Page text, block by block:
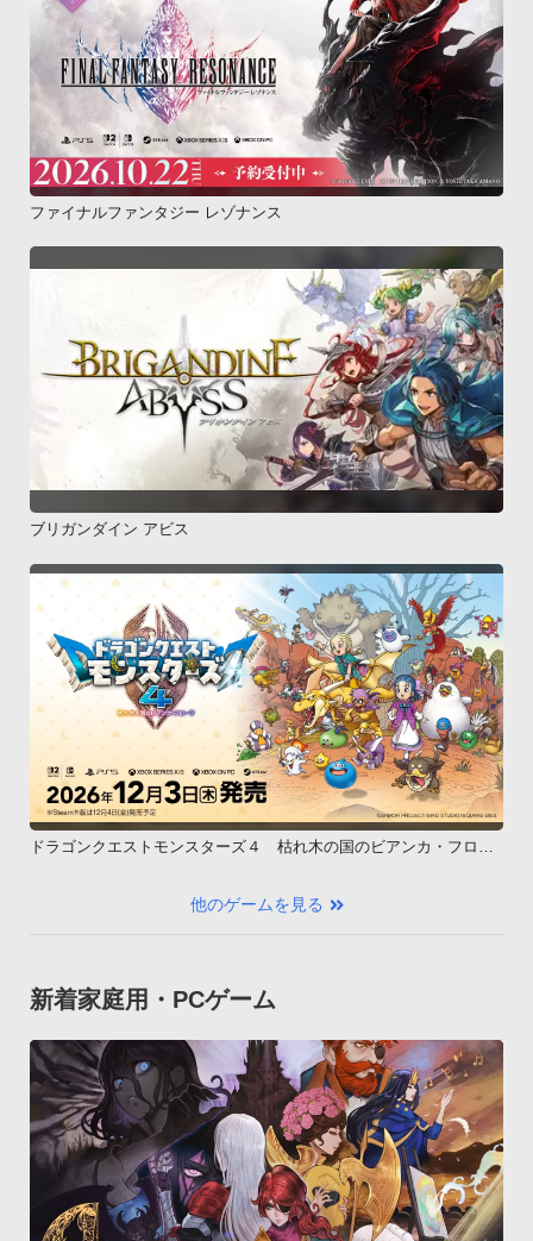
ファイナルファンタジー レゾナンス
ブリガンダイン アビス
ドラゴンクエストモンスターズ４ 枯れ木の国のビアンカ・フロー
他のゲームを見る
新着家庭用・PCゲーム